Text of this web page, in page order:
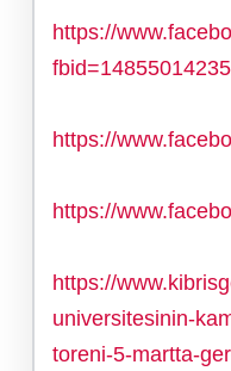
https://
https://
https://
https://
universitesinin-
toreni-5-martta-